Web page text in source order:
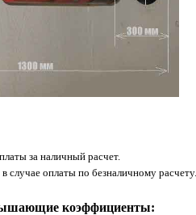
за наличный расчет.
случае оплаты по безналичному расчету.
коэффициенты: